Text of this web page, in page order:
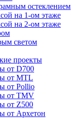
остеклением
на 1-ом этаже
на 2-ом этаже
светом
проекты
от D700
от MTL
от Pollio
от TMV
от Z500
от Архетон